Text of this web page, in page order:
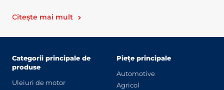
Citește mai mult
Categorii principale de
produse
Uleiuri de motor
Piețe principale
Automotive
Agricol